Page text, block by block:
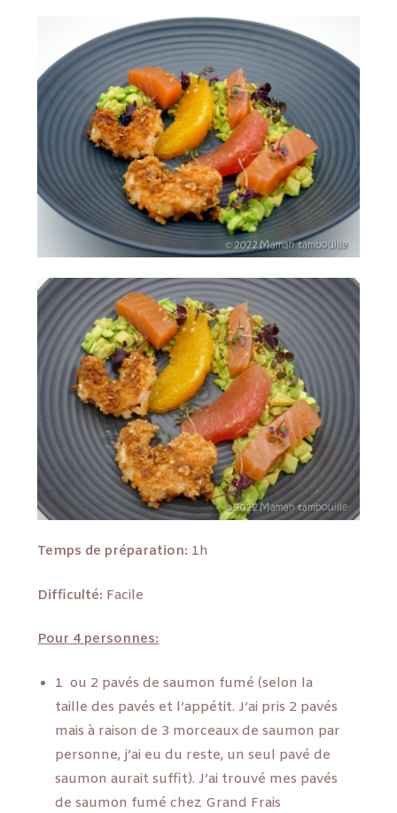
Temps de préparation: 1h
Difficulté: Facile
Pour 4 personnes:
1 ou 2 pavés de saumon fumé (selon la
taille des pavés et l’appétit. J’ai pris 2 pavés
mais à raison de 3 morceaux de saumon par
personne, j’ai eu du reste, un seul pavé de
saumon aurait suffit). J’ai trouvé mes pavés
de saumon fumé chez Grand Frais